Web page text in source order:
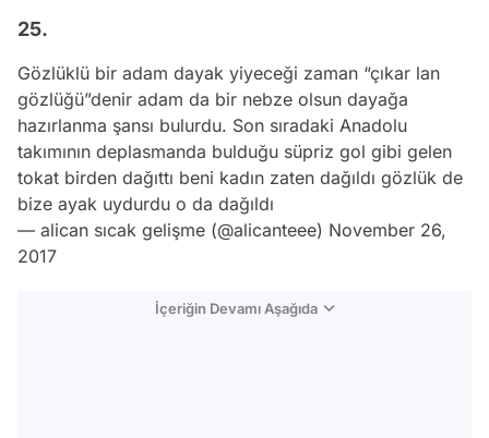
25.
Gözlüklü bir adam dayak yiyeceği zaman “çıkar lan
gözlüğü”denir adam da bir nebze olsun dayağa
hazırlanma şansı bulurdu. Son sıradaki Anadolu
takımının deplasmanda bulduğu süpriz gol gibi gelen
tokat birden dağıttı beni kadın zaten dağıldı gözlük de
bize ayak uydurdu o da dağıldı
— alican sıcak gelişme (@alicanteee) November 26,
2017
İçeriğin Devamı Aşağıda